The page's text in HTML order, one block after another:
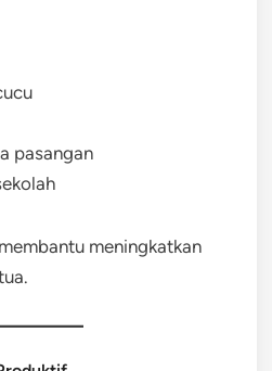
pasangan
meningkatkan